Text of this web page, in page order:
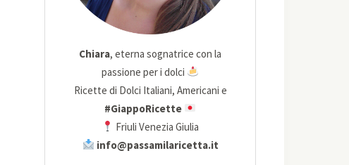
Chiara, eterna sognatrice con la
passione per i dolci
Ricette di Dolci Italiani, Americani e
#GiappoRicette
Friuli Venezia Giulia
info@passamilaricetta.it